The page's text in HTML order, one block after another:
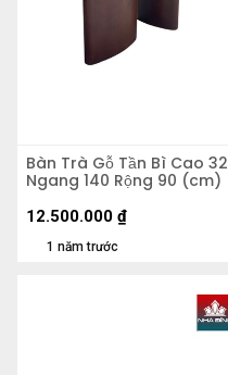
Bàn Trà Gỗ Tần Bì Cao 32
Ngang 140 Rộng 90 (cm)
1 năm trước
12.500.000 ₫